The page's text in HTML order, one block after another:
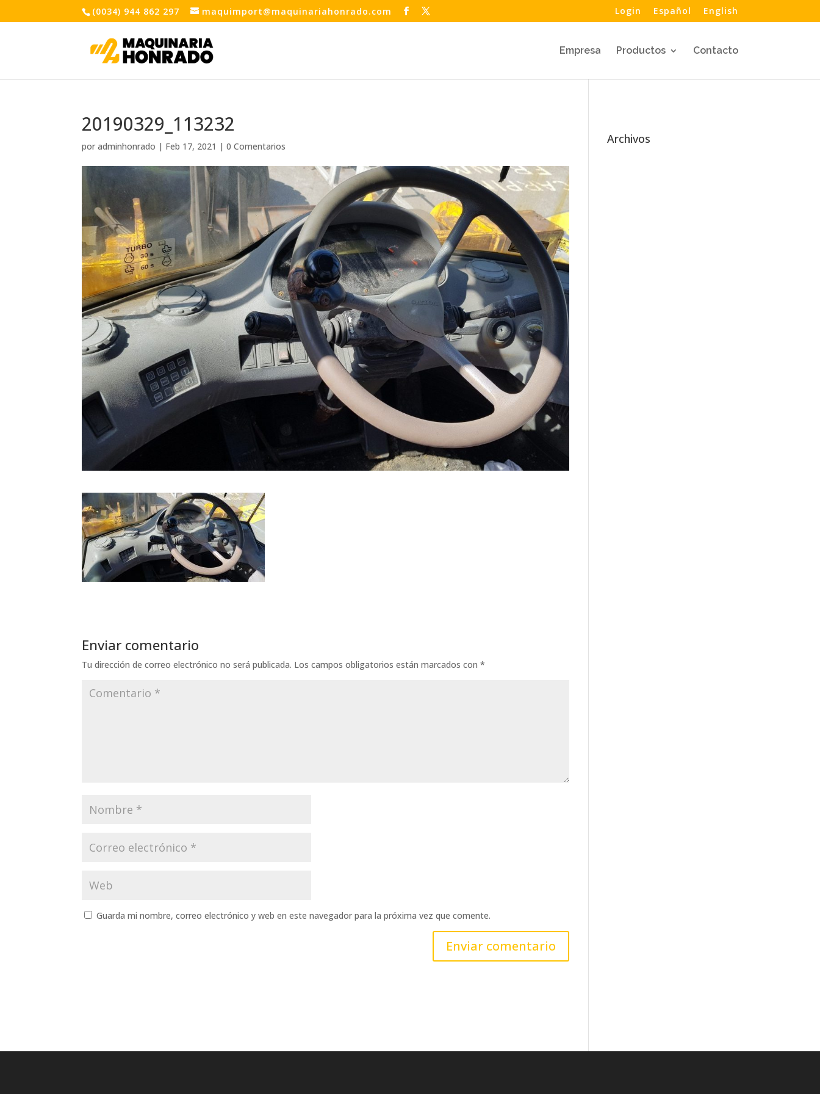
(0034) 944 862 297 maquimport@maquinariahonrado.com Login Español English
Empresa Productos Contacto
20190329_113232
poradminhonrado | Feb 17, 2021 |0 Comentarios
Enviar comentario
Tu dirección de correo electrónico no será publicada. Los campos obligatorios están marcados con*
Guarda mi nombre, correo electrónico y web en este navegador para la próxima vez que comente.
Archivos